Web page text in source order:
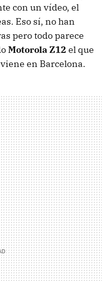
con un vídeo, el
Eso sí, no han
pero todo parece
Motorola Z12 el que
en Barcelona.